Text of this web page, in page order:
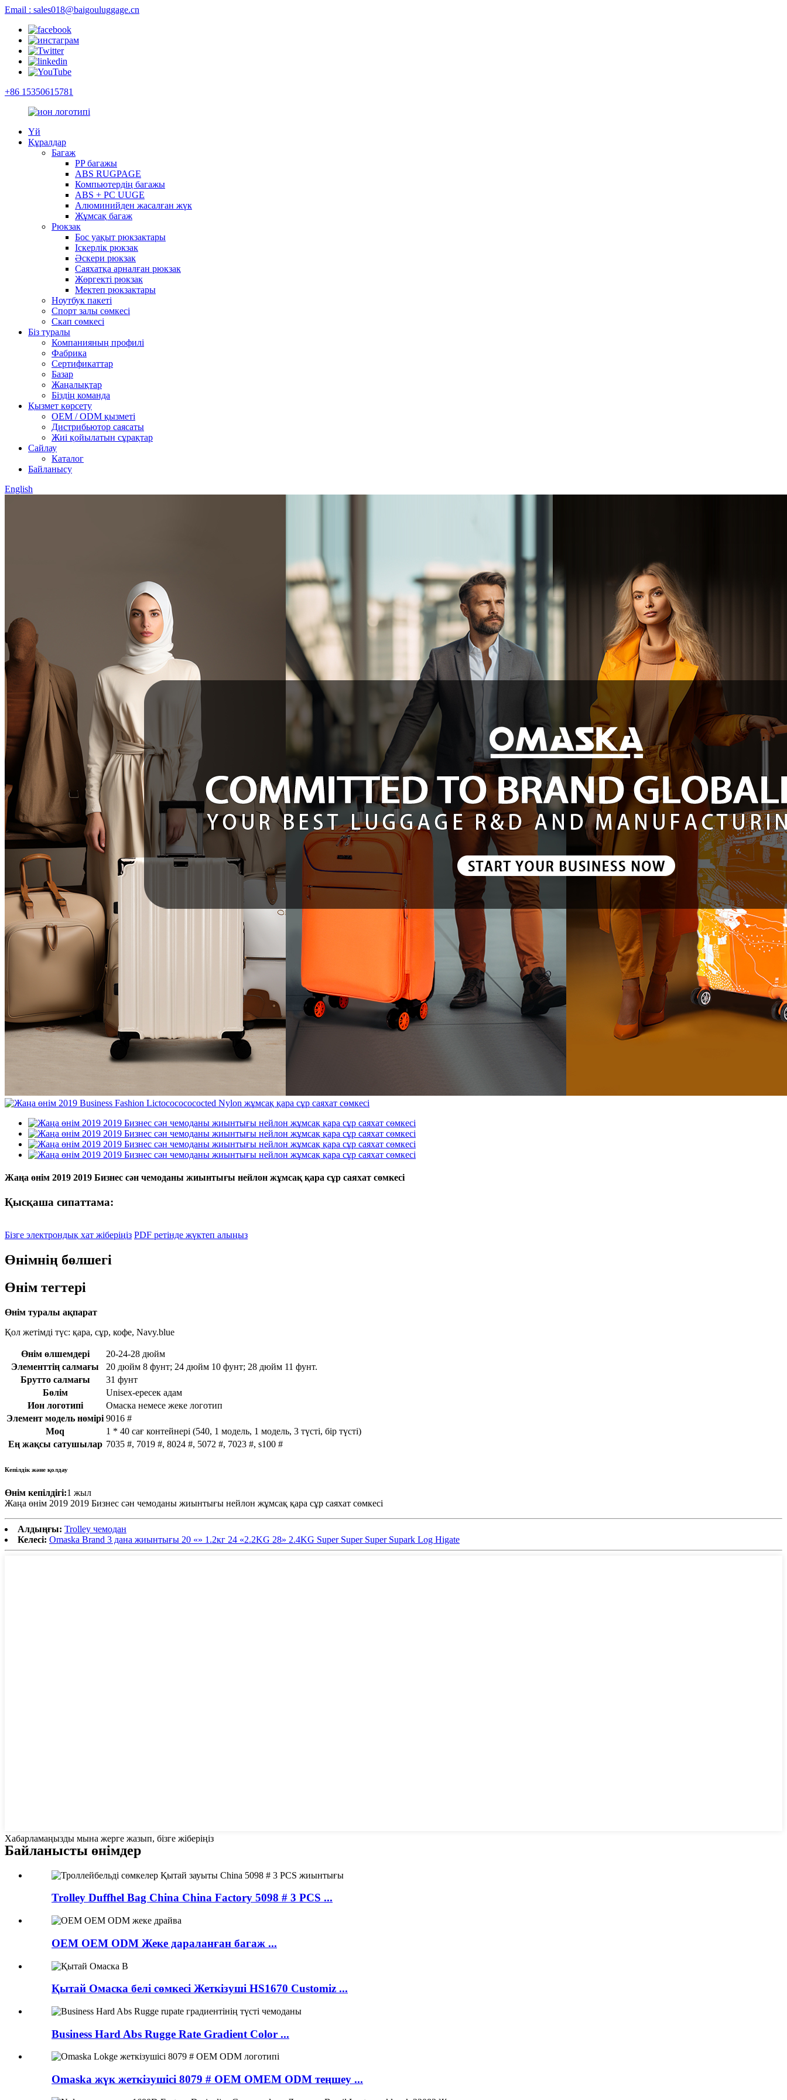
Email : sales018@baigouluggage.cn
+86 15350615781
Үй
Құралдар
Багаж
PP багажы
ABS RUGPAGE
Компьютердің багажы
ABS + PC UUGE
Алюминийден жасалған жүк
Жұмсақ багаж
Рюкзак
Бос уақыт рюкзактары
Іскерлік рюкзак
Әскери рюкзак
Саяхатқа арналған рюкзак
Жөргекті рюкзак
Мектеп рюкзактары
Ноутбук пакеті
Спорт залы сөмкесі
Скап сөмкесі
Біз туралы
Компанияның профилі
Фабрика
Сертификаттар
Базар
Жаңалықтар
Біздің команда
Қызмет көрсету
OEM / ODM қызметі
Дистрибьютор саясаты
Жиі қойылатын сұрақтар
Сайлау
Каталог
Байланысу
English
Жаңа өнім 2019 2019 Бизнес сән чемоданы жиынтығы нейлон жұмсақ қара сұр саяхат сөмкесі
Қысқаша сипаттама:
Бізге электрондық хат жіберіңіз PDF ретінде жүктеп алыңыз
Өнімнің бөлшегі
Өнім тегтері
Өнім туралы ақпарат
Қол жетімді түс: қара, сұр, кофе, Navy.blue
Өнім өлшемдері
20-24-28 дюйм
Элементтің салмағы
20 дюйм 8 фунт; 24 дюйм 10 фунт; 28 дюйм 11 фунт.
Брутто салмағы
31 фунт
Бөлім
Unisex-ересек адам
Ион логотипі
Омаска немесе жеке логотип
Элемент модель нөмірі 9016 #
Moq
1 * 40 сағ контейнері (540, 1 модель, 1 модель, 3 түсті, бір түсті)
Ең жақсы сатушылар 7035 #, 7019 #, 8024 #, 5072 #, 7023 #, s100 #
Кепілдік және қолдау
Өнім кепілдігі:1 жыл
Жаңа өнім 2019 2019 Бизнес сән чемоданы жиынтығы нейлон жұмсақ қара сұр саяхат сөмкесі
Алдыңғы: Trolley чемодан
Келесі: Omaska ​​Brand 3 дана жиынтығы 20 «» 1.2кг 24 «2.2KG 28» 2.4KG Super Super Super Supark Log Higate
Хабарламаңызды мына жерге жазып, бізге жіберіңіз
Байланысты өнімдер
Trolley Duffhel Bag China China Factory 5098 # 3 PCS ...
OEM OEM ODM Жеке дараланған багаж ...
Қытай Омаска белі сөмкесі Жеткізуші HS1670 Customiz ...
Business Hard Abs Rugge Rate Gradient Color ...
Omaska ​​жүк жеткізушісі 8079 # OEM OMEM ODM теңшеу ...